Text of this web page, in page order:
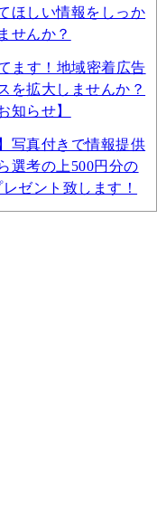
ほしい情報をしっか
せんか？
ます！地域密着広告
を拡大しませんか？
知らせ】
写真付きで情報提供
選考の上500円分の
ゼント致します！